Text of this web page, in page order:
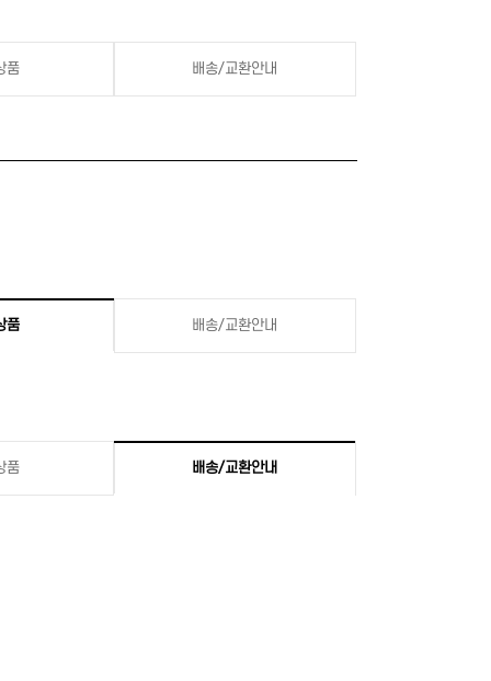
품 배송/교환안내
품 배송/교환안내
품 배송/교환안내